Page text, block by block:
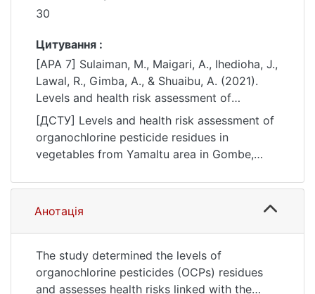
30
Цитування :
[APA 7] Sulaiman, M., Maigari, A., Ihedioha, J.,
Lawal, R., Gimba, A., & Shuaibu, A. (2021).
Levels and health risk assessment of
organochlorine pesticide residues in
vegetables from Yamaltu area in Gombe,
Nigeria. French-Ukrainian Journal of
Chemistry, 9(1), 19–30.
https://doi.org/10.17721/fujcV9I1P19-30
[ДСТУ] Levels and health risk assessment of
organochlorine pesticide residues in
vegetables from Yamaltu area in Gombe,
Journal of Chemistry. 2021. Vol. 9, no. 1. P. 19
—30. DOI: 10.17721/fujcV9I1P19-30 (date of
access: 25.07.2026).
Анотація
The study determined the levels of
organochlorine pesticides (OCPs) residues
and assesses health risks linked with the